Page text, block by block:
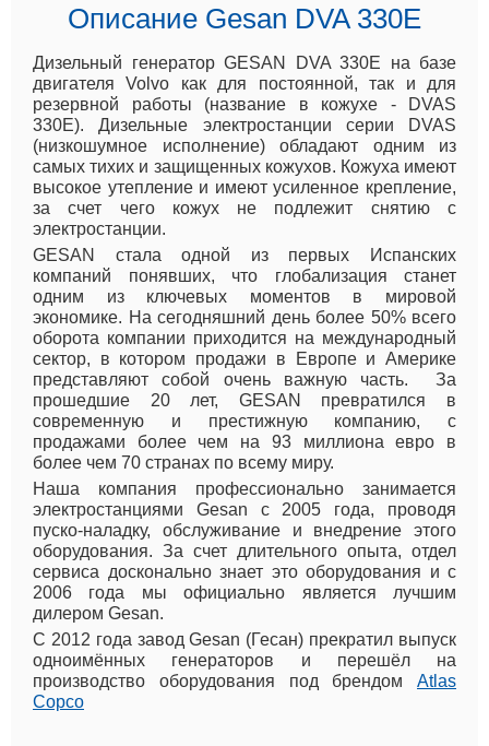
Описание Gesan DVA 330E
Дизельный генератор GESAN DVA 330E на базе
двигателя Volvo как для постоянной, так и для
резервной работы (название в кожухе - DVAS
330E). Дизельные электростанции серии DVAS
(низкошумное исполнение) обладают одним из
самых тихих и защищенных кожухов. Кожуха имеют
высокое утепление и имеют усиленное крепление,
за счет чего кожух не подлежит снятию с
электростанции.
GESAN
стала одной из первых Испанских
компаний понявших, что глобализация станет
одним из ключевых моментов в мировой
экономике. На сегодняшний день более 50% всего
оборота компании приходится на международный
сектор, в котором продажи в Европе и Америке
представляют собой очень важную часть. За
прошедшие 20 лет, GESAN превратился в
современную и престижную компанию, с
продажами более чем на 93 миллиона евро в
более чем 70 странах по всему миру.
Наша компания профессионально занимается
электростанциями Gesan c 2005 года, проводя
пуско-наладку, обслуживание и внедрение этого
оборудования. За счет длительного опыта, отдел
сервиса досконально знает это оборудования и с
2006 года мы официально является лучшим
дилером Gesan.
С 2012 года завод Gesan (Гесан) прекратил выпуск
одноимённых генераторов и перешёл на
производство оборудования под брендом Atlas
Copco